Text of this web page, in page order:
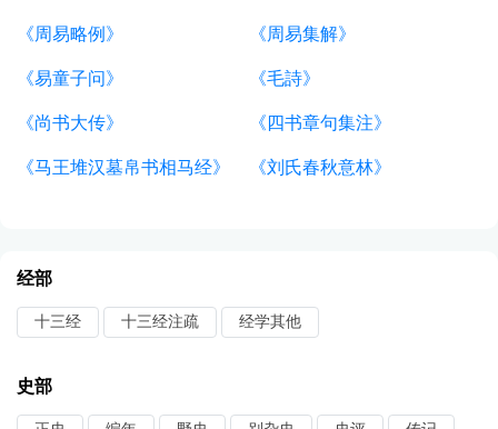
《周易略例》 《周易集解》
《易童子问》 《毛詩》
《尚书大传》 《四书章句集注》
《马王堆汉墓帛书相马经》 《刘氏春秋意林》
经部
十三经 十三经注疏 经学其他
史部